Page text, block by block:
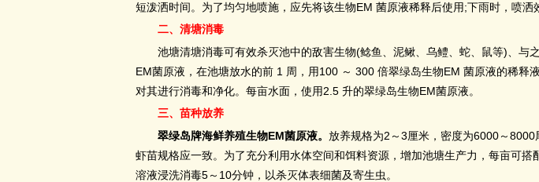
短泼洒时间。为了均匀地喷施，应先将该生物EM 菌原液稀释后使用 ;下雨时，喷洒
二、清塘消毒
池塘清塘消毒可有效杀灭池中的敌害生物(鲶鱼、泥鳅、乌鳢、蛇、鼠等)、与
EM菌原液，在池塘放水的前 1 周，用 100 ～ 300 倍翠绿岛生物EM 菌原液的稀释
对其进行消毒和净化。每亩水面，使用 2.5 升的翠绿岛生物EM菌原液。
三、苗种放养
翠绿岛牌海鲜养殖生物EM菌原液。 放养规格为2 ～ 3厘米，密度为6000 ～ 8000
虾苗规格应一致。为了充分利用水体空间和饵料资源，增加池塘生产力，每亩可搭
溶液浸洗消毒5 ～ 10分钟，以杀灭体表细菌及寄生虫。